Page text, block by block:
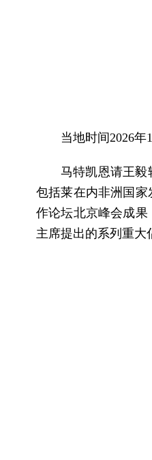
当地时间2026
马特凯恩请王毅
包括莱在内非洲国
作论坛北京峰会成
主席提出的系列重大